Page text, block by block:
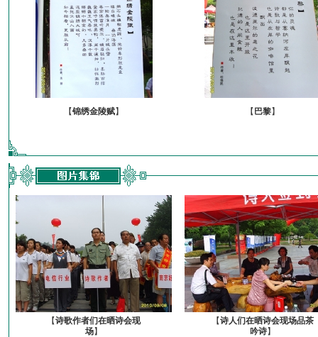
【锦绣金陵赋】 【 巴黎】
【诗歌作者们在晒诗会现
场】
【诗人们在晒诗会现场品茶
吟诗】